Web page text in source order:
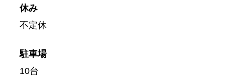
休み
不定休
駐車場
10台